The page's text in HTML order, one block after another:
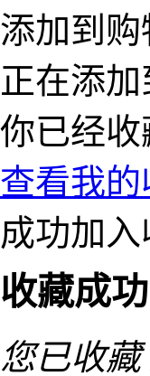
添加到购
正在添
你已经
查看我的
成功加入
收藏成功
您已收藏